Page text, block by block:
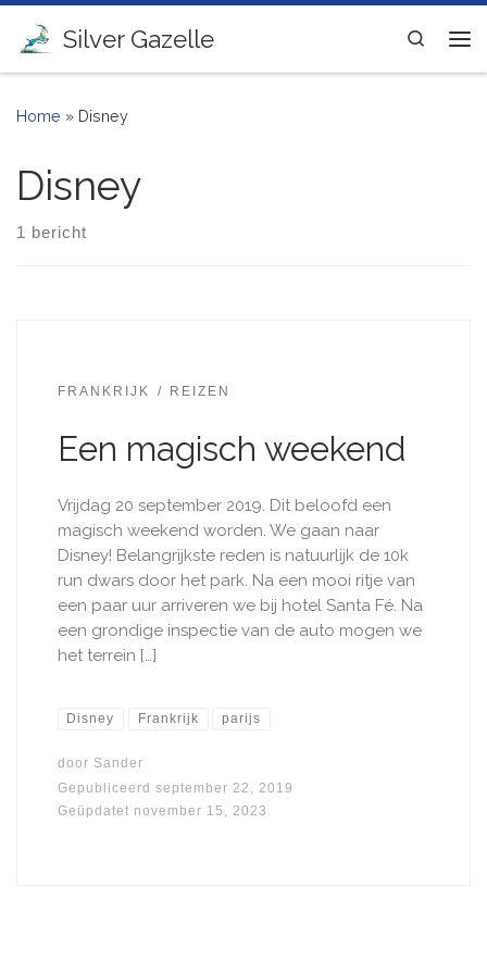
Ga naar inhoud
Silver Gazelle
Search
Home » Disney
Disney
1 bericht
FRANKRIJK REIZEN
Een magisch weekend
Vrijdag 20 september 2019. Dit beloofd een
magisch weekend worden. We gaan naar
Disney! Belangrijkste reden is natuurlijk de 10k
run dwars door het park. Na een mooi ritje van
een paar uur arriveren we bij hotel Santa Fé. Na
een grondige inspectie van de auto mogen we
het terrein […]
Disney Frankrijk parijs
door Sander
Gepubliceerd september 22, 2019
Geüpdatet november 15, 2023